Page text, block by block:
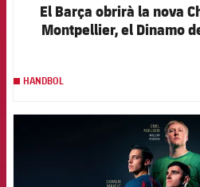
El Barça obrirà la nova
Montpellier, el Dinamo
HANDBOL